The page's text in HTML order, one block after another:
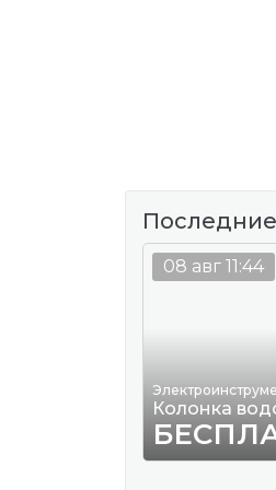
Колонка
08 авг 11:44